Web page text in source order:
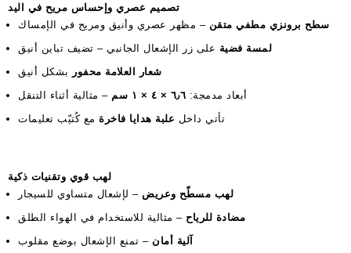
تصميم عصري وإحساس مريح في اليد
سطح برونزي مطفي متقن – مظهر عصري وأنيق ومريح في الإمساك
لمسة فضية على زر الإشعال الجانبي – تضيف تباين أنيق
شعار العلامة محفور
بشكل أنيق
أبعاد مدمجة: ٦٫٦ × ٤ × ١ سم
– مثالية أثناء التنقل
تأتي داخل علبة هدايا فاخرة مع كُتيّب تعليمات
لهب قوي وتقنيات ذكية
لهب مسطّح وعريض – لإشعال متساوي للسيجار
مضادة للرياح – مثالية للاستخدام في الهواء الطلق
آلية أمان – تمنع الإشعال بوضع مقلوب